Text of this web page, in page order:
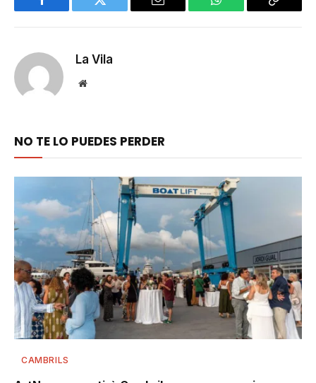
Facebook Twitter Email WhatsApp Copy
La Vila
Website
NO TE LO PUEDES PERDER
CAMBRILS